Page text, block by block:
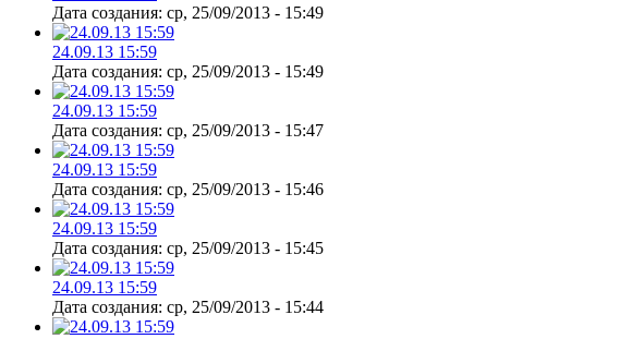
Дата создания: ср, 25/09/2013 - 15:49
24.09.13 15:59
Дата создания: ср, 25/09/2013 - 15:49
24.09.13 15:59
Дата создания: ср, 25/09/2013 - 15:47
24.09.13 15:59
Дата создания: ср, 25/09/2013 - 15:46
24.09.13 15:59
Дата создания: ср, 25/09/2013 - 15:45
24.09.13 15:59
Дата создания: ср, 25/09/2013 - 15:44